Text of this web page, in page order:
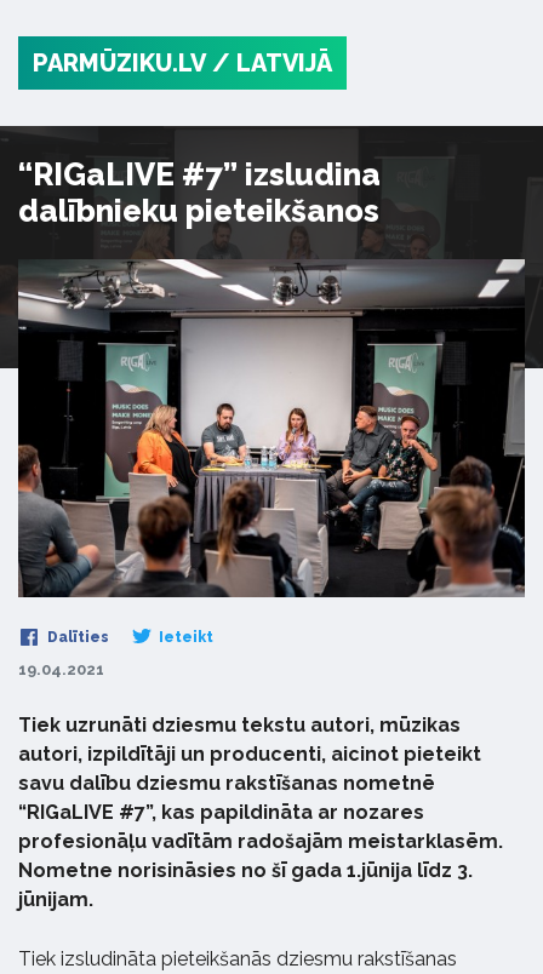
PARMŪZIKU.LV / LATVIJĀ
“RIGaLIVE #7” izsludina
dalībnieku pieteikšanos
Dalīties Ieteikt
19.04.2021
Tiek uzrunāti dziesmu tekstu autori, mūzikas
autori, izpildītāji un producenti, aicinot pieteikt
savu dalību dziesmu rakstīšanas nometnē
“RIGaLIVE #7”, kas papildināta ar nozares
profesionāļu vadītām radošajām meistarklasēm.
Nometne norisināsies no šī gada 1.jūnija līdz 3.
jūnijam.
Tiek izsludināta pieteikšanās dziesmu rakstīšanas